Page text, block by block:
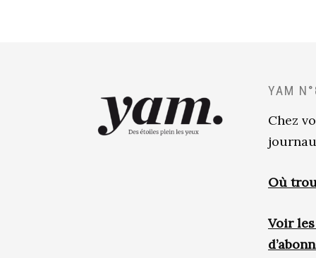
YAM
Chez
Où
Voir